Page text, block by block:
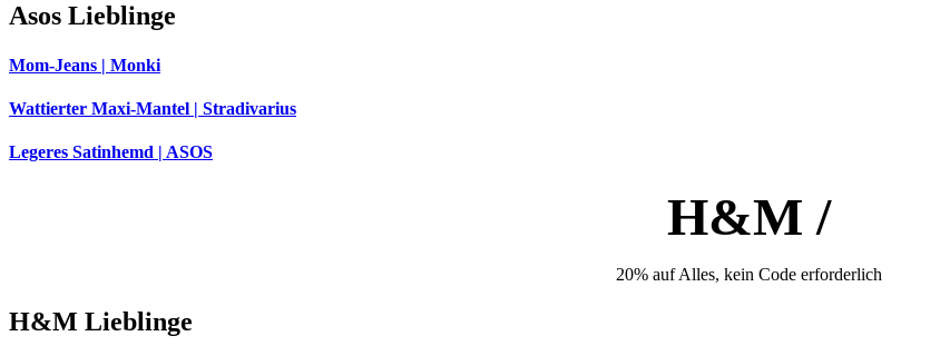
Asos Lieblinge
Mom-Jeans | Monki
Wattierter Maxi-Mantel | Stradivarius
Legeres Satinhemd | ASOS
H&M /
20% auf Alles, kein Code erforderlich
H&M Lieblinge